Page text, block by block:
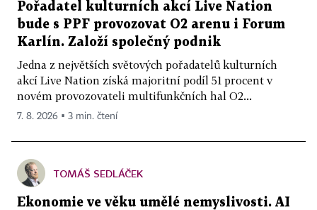
Pořadatel kulturních akcí Live Nation
bude s PPF provozovat O2 arenu i Forum
Karlín. Založí společný podnik
Jedna z největších světových pořadatelů kulturních
akcí Live Nation získá majoritní podíl 51 procent v
novém provozovateli multifunkčních hal O2...
7. 8. 2026 ▪ 3 min. čtení
TOMÁŠ SEDLÁČEK
Ekonomie ve věku umělé nemyslivosti. AI